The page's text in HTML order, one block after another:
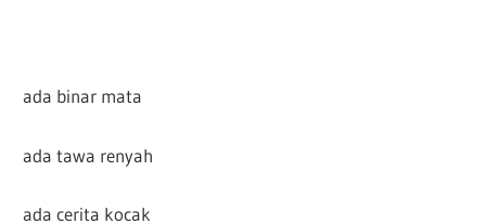
ada binar mata
ada tawa renyah
ada cerita kocak